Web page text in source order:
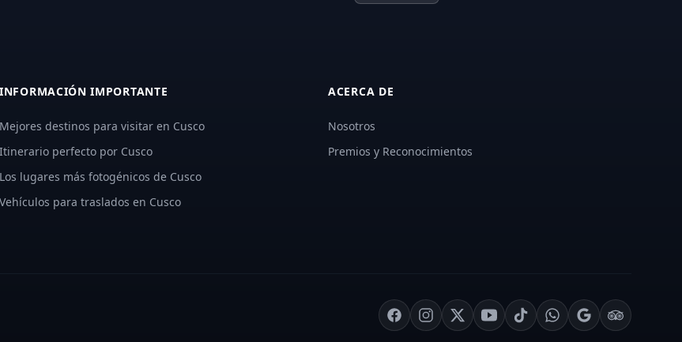
INFORMACIÓN IMPORTANTE
Mejores destinos para visitar en Cusco
Itinerario perfecto por Cusco
Los lugares más fotogénicos de Cusco
Vehículos para traslados en Cusco
ACERCA DE
Nosotros
Premios y Reconocimientos